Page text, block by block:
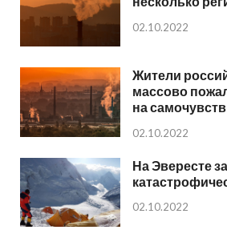
02.10.2022
Жители
массово
на
02.10.2022
На Эвересте
02.10.2022